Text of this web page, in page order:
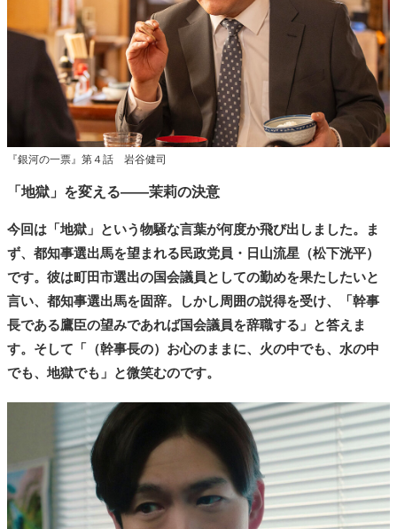
『銀河の一票』第４話 岩谷健司
「地獄」を変える――茉莉の決意
今回は「地獄」という物騒な言葉が何度か飛び出しました。ま
ず、都知事選出馬を望まれる民政党員・日山流星（松下洸平）
です。彼は町田市選出の国会議員としての勤めを果たしたいと
言い、都知事選出馬を固辞。しかし周囲の説得を受け、「幹事
長である鷹臣の望みであれば国会議員を辞職する」と答えま
す。そして「（幹事長の）お心のままに、火の中でも、水の中
でも、地獄でも」と微笑むのです。